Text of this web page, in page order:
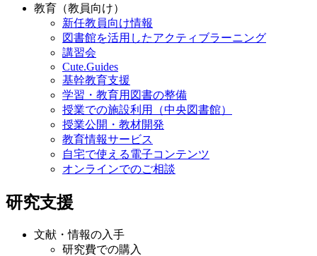
教育（教員向け）
新任教員向け情報
図書館を活用したアクティブラーニング
講習会
Cute.Guides
基幹教育支援
学習・教育用図書の整備
授業での施設利用（中央図書館）
授業公開・教材開発
教育情報サービス
自宅で使える電子コンテンツ
オンラインでのご相談
研究支援
文献・情報の入手
研究費での購入